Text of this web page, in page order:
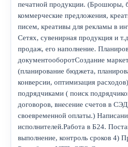
печатной продукции. (Брошюры,
коммерческие предложения,
писем, креативы для рекламы в
Сетях, сувенирная продукция и
продаж, его наполнение.
документооборотСоздание
(планирование бюджета,
конверсии, оптимизация
подрядчиками ( поиск
договоров, внесение счетов в
своевременной оплаты.)
исполнителей.Работа в Б24.
выполнение, контроль сроков 4)